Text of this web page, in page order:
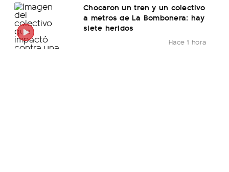
Chocaron un tren y un colectivo
a metros de La Bombonera: hay
siete heridos
Hace 1 hora